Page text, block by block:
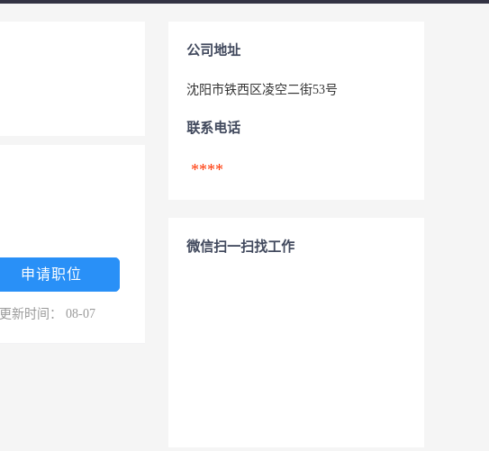
申请职位
更新时间： 08-07
公司地址
沈阳市铁西区凌空二街53号
联系电话
****
微信扫一扫找工作